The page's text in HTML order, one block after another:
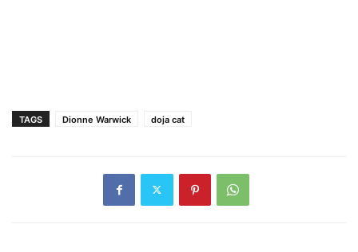
TAGS Dionne Warwick doja cat